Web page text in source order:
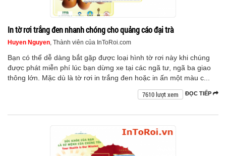
In tờ rơi trắng đen nhanh chóng cho quảng cáo đại trà
Huyen Nguyen , Thành viên của InToRoi.com
Bạn có thể dễ dàng bắt gặp được loại hình tờ rơi này khi chúng
được phát miễn phí lúc bạn dừng xe tại các ngã tư, ngã ba giao
thông lớn. Mặc dù là tờ rơi in trắng đen hoặc in ấn một màu c...
ĐỌC TIẾP
7610 lượt xem